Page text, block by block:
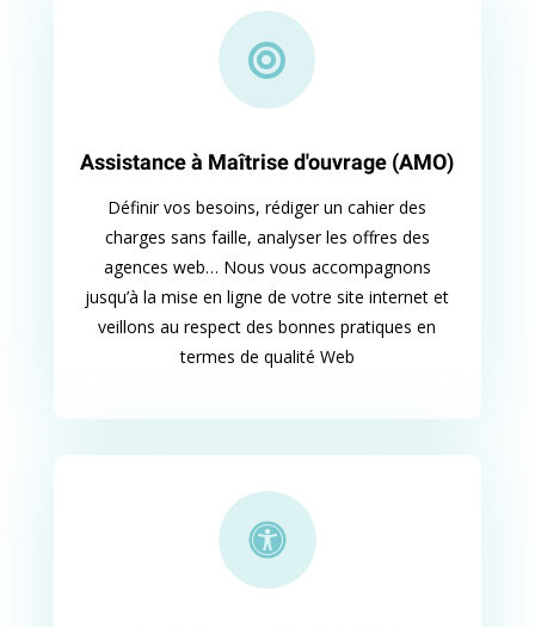

Assistance à Maîtrise d'ouvrage (AMO)
Définir vos besoins, rédiger un cahier des
charges sans faille, analyser les offres des
agences web… Nous vous accompagnons
jusqu’à la mise en ligne de votre site internet et
veillons au respect des bonnes pratiques en
termes de qualité Web
